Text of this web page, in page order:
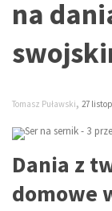
na
Tomasz Puławski, 27
Dania z
domowe